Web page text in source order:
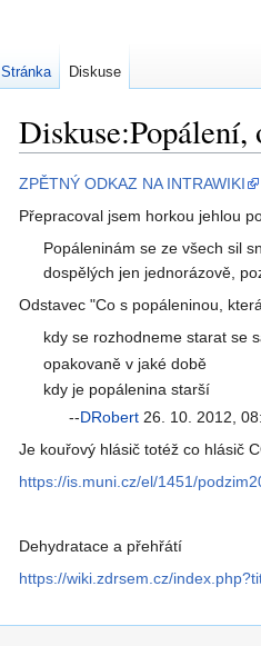
Diskuse:Popálení,
ZPĚTNÝ ODKAZ NA INTRAWIKI
Přepracoval jsem horkou jehlou
Popáleninám se ze všech sil
dospělých jen jednorázově,
Odstavec "Co s popáleninou,
kdy se rozhodneme starat se
opakovaně v jaké době
kdy je popálenina starší
--DRobert26. 10. 2012,
Je kouřový hlásič totéž co hlásič
https://is.muni.cz/el/1451/
Dehydratace a přehřátí
https://wiki.zdrsem.cz/
Stránka Diskuse